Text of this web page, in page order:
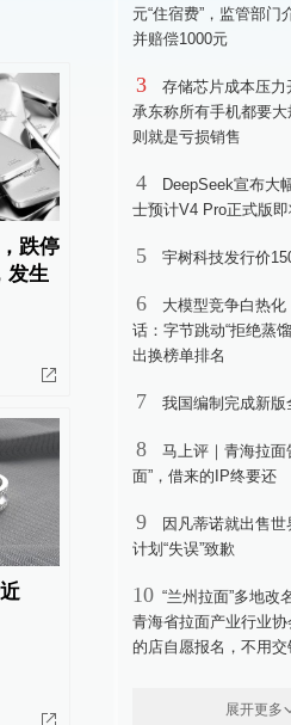
跌停
发生
元“住宿费”，监管部门
并赔偿1000元
3
存储芯片成本压力
承东称所有手机都要
则就是亏损销售
4
DeepSeek宣布大
士预计V4 Pro正式版
5 宇树科技发行价
6
大模型竞争白热化
话：字节跳动“拒绝蒸
出换榜单排名
7 我国编制完成新版
8
马上评｜青海拉面
面”，借来的IP终要还
9
因凡蒂诺就出售
计划“失误”致歉
10 “兰州拉面”多地改
青海省拉面产业行业
的店自愿报名，不用交
展开更多